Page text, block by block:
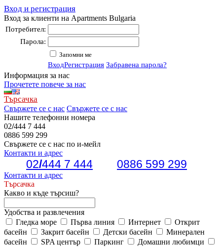
Вход и регистрация
Вход за клиенти на Apartments Bulgaria
Потребител:
Парола:
Запомни ме
ВходРегистрация Забравена парола?
Информация за нас
Прочетете повече за нас
Търсачка
Свържете се с нас Свържете се с нас
Нашите телефонни номера
02/444 7 444
0886 599 299
Свържете се с нас по и-мейл
Контакти и адрес
02/444 7 444 0886 599 299
Контакти и адрес
Търсачка
Какво и къде търсиш?
Удобства и развлечения
Гледка море
Първа линия Интернет
Открит
басейн
Закрит басейн Детски басейн
Минерален
басейн
SPA център Паркинг
Домашни любимци